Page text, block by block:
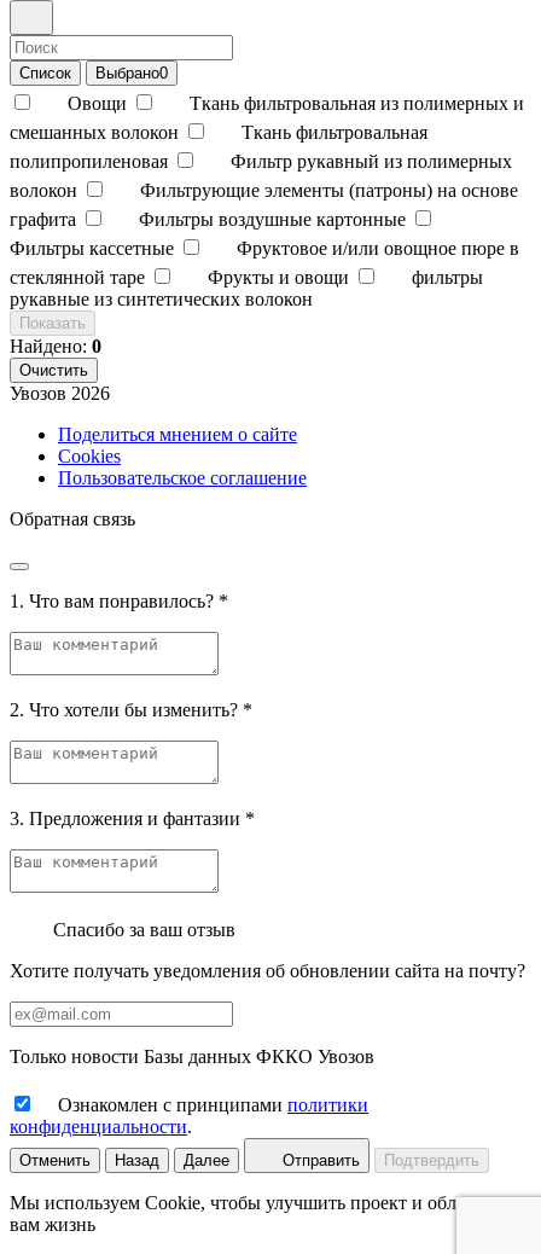
Список Выбрано0
Овощи
Ткань фильтровальная из полимерных и
смешанных волокон
Ткань фильтровальная
полипропиленовая
Фильтр рукавный из полимерных
волокон
Фильтрующие элементы (патроны) на основе
графита
Фильтры воздушные картонные
Фильтры кассетные
Фруктовое и/или овощное пюре в
стеклянной таре
Фрукты и овощи
фильтры
рукавные из синтетических волокон
Показать
Найдено: 0
Очистить
Увозов 2026
Поделиться мнением о сайте
Cookies
Пользовательское соглашение
Обратная связь
1. Что вам понравилось? *
2. Что хотели бы изменить? *
3. Предложения и фантазии *
Спасибо за ваш отзыв
Хотите получать уведомления об обновлении сайта на почту?
Только новости Базы данных ФККО Увозов
Ознакомлен с принципами политики
конфиденциальности.
Отменить Назад Далее Отправить Подтвердить
Мы используем Cookie, чтобы улучшить проект и облегчить
вам жизнь